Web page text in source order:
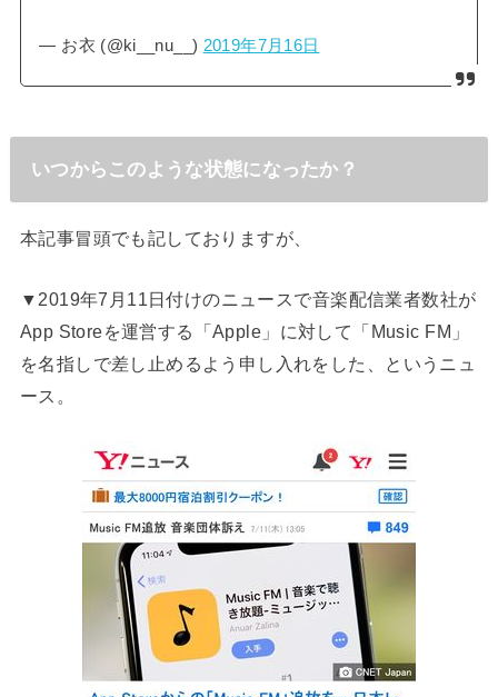
— お衣 (@ki__nu__) 2019年7月16日
いつからこのような状態になったか？
本記事冒頭でも記しておりますが、
▼2019年7月11日付けのニュースで音楽配信業者数社が
App Storeを運営する「Apple」に対して「Music FM」
を名指しで差し止めるよう申し入れをした、というニュ
ース。